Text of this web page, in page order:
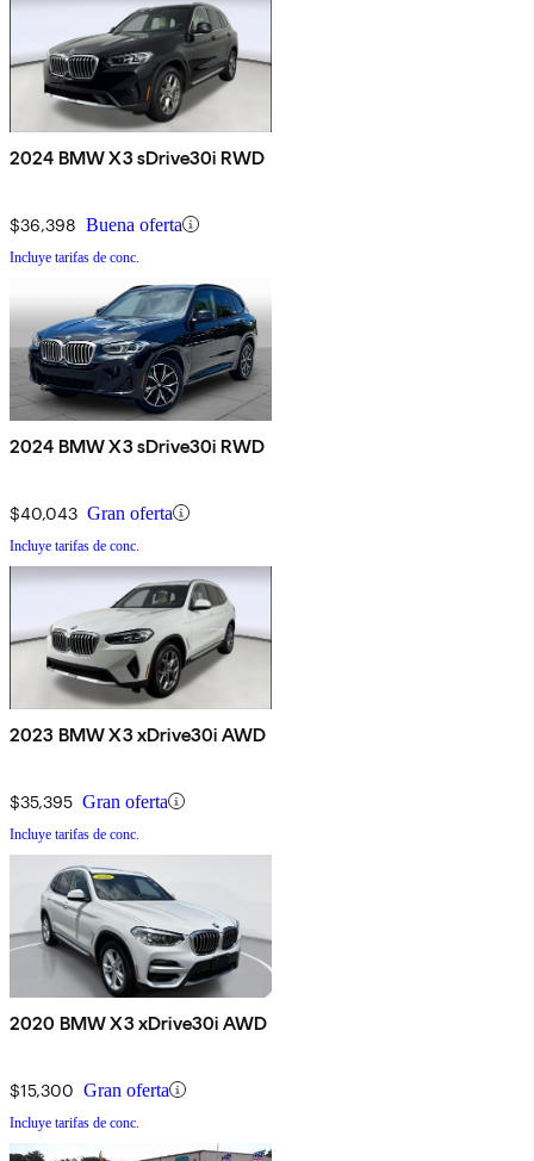
2024 BMW X3 sDrive30i RWD
$36,398 Buena oferta
Incluye tarifas de conc.
2024 BMW X3 sDrive30i RWD
$40,043 Gran oferta
Incluye tarifas de conc.
2023 BMW X3 xDrive30i AWD
$35,395 Gran oferta
Incluye tarifas de conc.
2020 BMW X3 xDrive30i AWD
$15,300 Gran oferta
Incluye tarifas de conc.